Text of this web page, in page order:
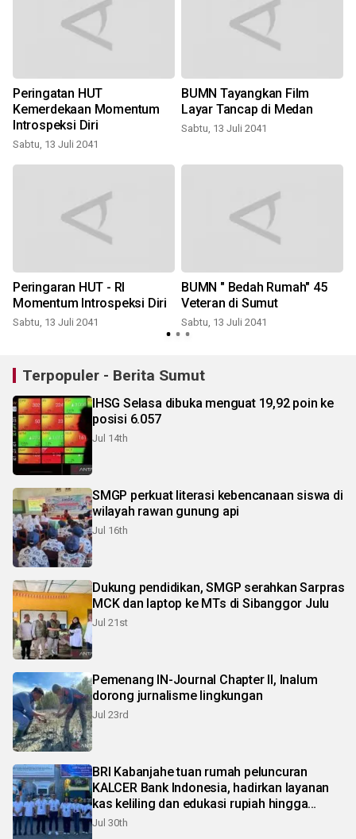
Peringatan HUT
Kemerdekaan Momentum
Introspeksi Diri
Sabtu, 13 Juli 2041
BUMN Tayangkan Film
Layar Tancap di Medan
Sabtu, 13 Juli 2041
Peringaran HUT - RI
Momentum Introspeksi Diri
Sabtu, 13 Juli 2041
BUMN " Bedah Rumah" 45
Veteran di Sumut
Sabtu, 13 Juli 2041
Terpopuler - Berita Sumut
IHSG Selasa dibuka menguat 19,92 poin ke
posisi 6.057
Jul 14th
SMGP perkuat literasi kebencanaan siswa di
wilayah rawan gunung api
Jul 16th
Dukung pendidikan, SMGP serahkan Sarpras
MCK dan laptop ke MTs di Sibanggor Julu
Jul 21st
Pemenang IN-Journal Chapter II, Inalum
dorong jurnalisme lingkungan
Jul 23rd
BRI Kabanjahe tuan rumah peluncuran
KALCER Bank Indonesia, hadirkan layanan
kas keliling dan edukasi rupiah hingga
pelosok Karo
Jul 30th